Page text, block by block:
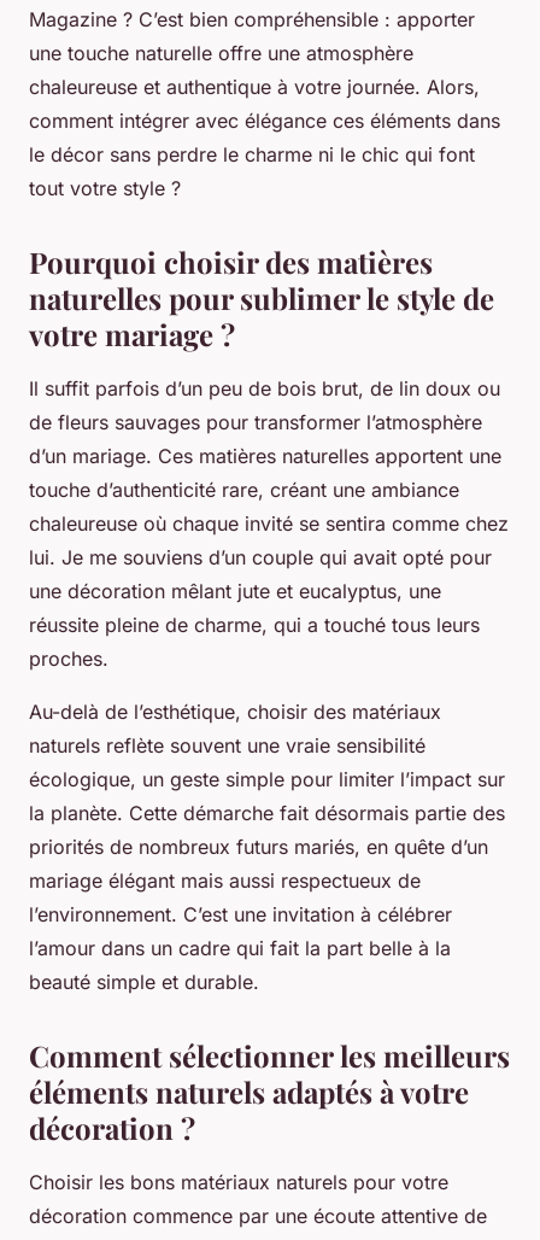
Magazine ? C’est bien compréhensible : apporter
une touche naturelle offre une atmosphère
chaleureuse et authentique à votre journée. Alors,
comment intégrer avec élégance ces éléments dans
le décor sans perdre le charme ni le chic qui font
tout votre style ?
Pourquoi choisir des matières
naturelles pour sublimer le style de
votre mariage ?
Il suffit parfois d’un peu de bois brut, de lin doux ou
de fleurs sauvages pour transformer l’atmosphère
d’un mariage. Ces matières naturelles apportent une
touche d’authenticité rare, créant une ambiance
chaleureuse où chaque invité se sentira comme chez
lui. Je me souviens d’un couple qui avait opté pour
une décoration mêlant jute et eucalyptus, une
réussite pleine de charme, qui a touché tous leurs
proches.
Au-delà de l’esthétique, choisir des matériaux
naturels reflète souvent une vraie sensibilité
écologique, un geste simple pour limiter l’impact sur
la planète. Cette démarche fait désormais partie des
priorités de nombreux futurs mariés, en quête d’un
mariage élégant mais aussi respectueux de
l’environnement. C’est une invitation à célébrer
l’amour dans un cadre qui fait la part belle à la
beauté simple et durable.
Comment sélectionner les meilleurs
éléments naturels adaptés à votre
décoration ?
Choisir les bons matériaux naturels pour votre
décoration commence par une écoute attentive de